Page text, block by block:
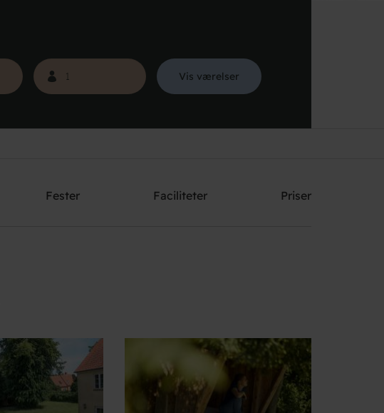
Vis værelser
Fester Faciliteter Priser